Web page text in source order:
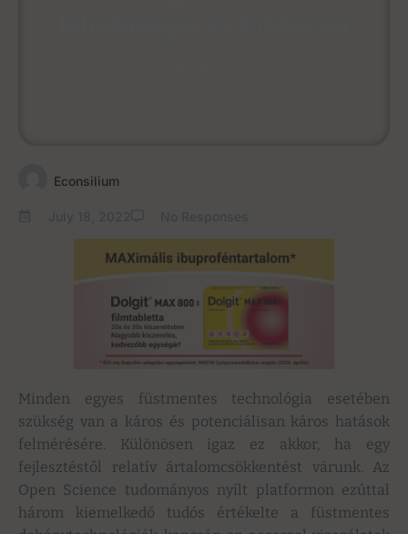
Econsilium
Minden egyes füstmentes technológia esetében
szükség van a káros és potenciálisan káros hatások
felmérésére. Különösen igaz ez akkor, ha egy
fejlesztéstől relatív ártalomcsökkentést várunk. Az
Open Science tudományos nyílt platformon ezúttal
három kiemelkedő tudós értékelte a füstmentes